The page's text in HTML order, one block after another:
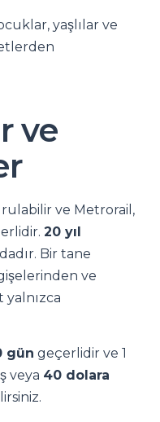
yaşlılar ve
ve
ve Metrorail,
20 yıl
Bir tane
ve
yalnızca
gün geçerlidir ve 1
veya 40 dolara